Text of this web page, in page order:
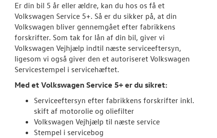
Service 5+ til
Volkswagen
Service 5+
Er din bil 5 år eller ældre, kan du hos os få et
Volkswagen Service 5+. Så er du sikker på, at din
Volkswagen bliver gennemgået efter fabrikkens
forskrifter. Som tak for lån af din bil, giver vi
Volkswagen Vejhjælp indtil næste serviceeftersyn,
ligesom vi også giver den et autoriseret Volkswagen
Servicestempel i servicehæftet.
Med et Volkswagen Service 5+ er du sikret:
Serviceeftersyn efter fabrikkens forskrifter inkl.
skift af motorolie og oliefilter
Volkswagen Vejhjælp til næste service
Stempel i servicebog